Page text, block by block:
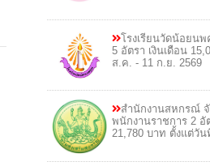
โรงเรียนวัดน้อยน
5 อัตรา เงินเดือน
ส.ค. - 11 ก.ย. 2569
สำนักงานสหกรณ์
พนักงานราชการ 2 อั
21,780 บาท ตั้งแต่วั